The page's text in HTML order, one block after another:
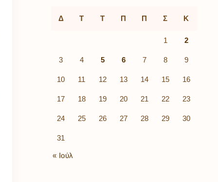
Δ Τ Τ Π Π Σ Κ
1 2
3 4 5 6 7 8 9
10 11 12 13 14 15 16
17 18 19 20 21 22 23
24 25 26 27 28 29 30
31
« Ιούλ